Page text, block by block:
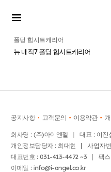
폴딩 힙시트캐리어
뉴 매직7 폴딩 힙시트캐리어
공지사항 고객문의 이용약관
회사명 : (주)아이엔젤 | 대표 : 이진
개인정보담당자 : 최대현 | 사업자
대표번호 : 031-413-4472 ~3 | 팩
이메일 : info@i-angel.co.kr